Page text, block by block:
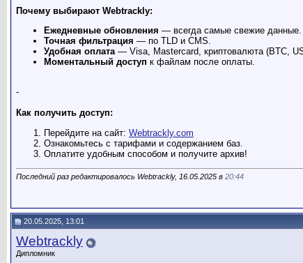
Почему выбирают Webtrackly:
Ежедневные обновления — всегда самые свежие данные.
Точная фильтрация — по TLD и CMS.
Удобная оплата — Visa, Mastercard, криптовалюта (BTC,
Моментальный доступ к файлам после оплаты.
-
Как получить доступ:
Перейдите на сайт: Webtrackly.com
Ознакомьтесь с тарифами и содержанием баз.
Оплатите удобным способом и получите архив!
Последний раз редактировалось Webtrackly, 16.05.2025 в 20:44
20.05.2025, 13:01
Webtrackly
Дипломник